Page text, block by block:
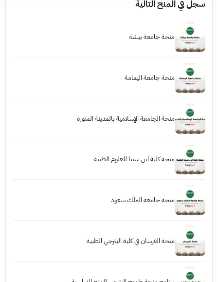
سجل في المنح التالية
منحة جامعة بيشة
منحة جامعة اليمامة
منحة الجامعة الإسلامية بالمدينة المنورة
منحة كلية ابن سينا للعلوم الطبية
منحة جامعة الملك سعود
منحة الفرسان في كلية البترجي الطبية